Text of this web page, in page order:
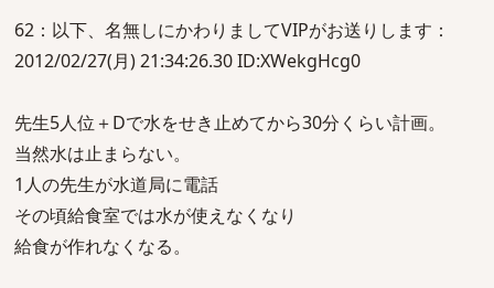
62：以下、名無しにかわりましてVIPがお送りします：
2012/02/27(月) 21:34:26.30 ID:XWekgHcg0
先生5人位＋Dで水をせき止めてから30分くらい計画。
当然水は止まらない。
1人の先生が水道局に電話
その頃給食室では水が使えなくなり
給食が作れなくなる。